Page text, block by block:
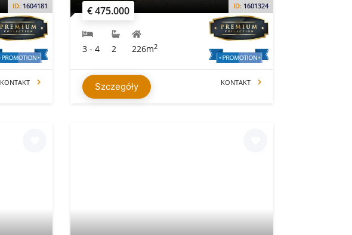
ID: 1604181
KONTAKT
€ 475.000 ID: 1601324
3 - 4 2 226m2
Szczegóły KONTAKT